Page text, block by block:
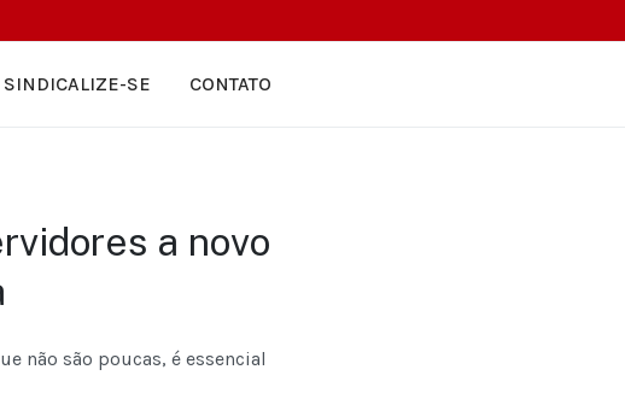
SINDICALIZE-SE CONTATO
a novo
não são poucas, é essencial